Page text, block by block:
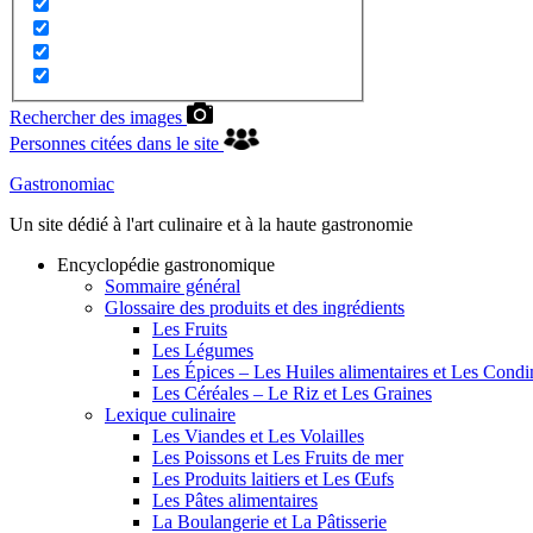
Rechercher des images
Personnes citées dans le site
Gastronomiac
Un site dédié à l'art culinaire et à la haute gastronomie
Encyclopédie gastronomique
Sommaire général
Glossaire des produits et des ingrédients
Les Fruits
Les Légumes
Les Épices – Les Huiles alimentaires et Les
Les Céréales – Le Riz et Les Graines
Lexique culinaire
Les Viandes et Les Volailles
Les Poissons et Les Fruits de mer
Les Produits laitiers et Les Œufs
Les Pâtes alimentaires
La Boulangerie et La Pâtisserie